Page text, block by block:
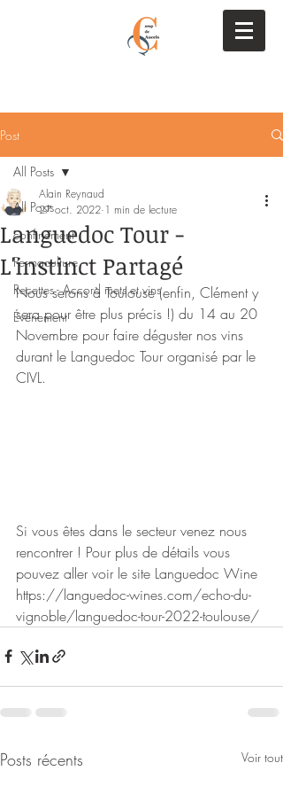
Post
All Posts
confinement
Permaculture
Recettes - Accord mets et vins
Événement
All Posts
Languedoc Tour -
L'instinct Partagé
Alain Reynaud
27 oct. 2022 1 min de lecture
Nous serons à Toulouse (enfin, Clément y
sera pour être plus précis !) du 14 au 20
Novembre pour faire déguster nos vins
durant le Languedoc Tour organisé par le
CIVL.
Si vous êtes dans le secteur venez nous
rencontrer ! Pour plus de détails vous
pouvez aller voir le site Languedoc Wine
https://languedoc-wines.com/echo-du-
vignoble/languedoc-tour-2022-toulouse/
Posts récents Voir tout